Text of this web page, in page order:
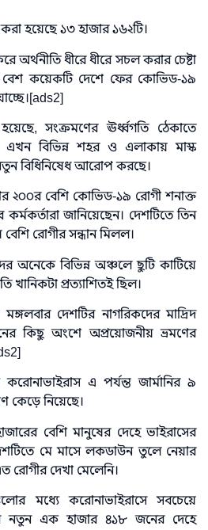
হয়েছে ১৩ হাজার ১৬২টি।
অর্থনীতি ধীরে ধীরে সচল করার চেষ্টা
বেশ কয়েকটি দেশে ফের কোভিড-১৯
সংক্রমণের ঊর্ধ্বগতি ঠেকাতে
বিভিন্ন শহর ও এলাকায় মাস্ক
বিধিনিষেধ আরোপ করছে।
২০০র বেশি কোভিড-১৯ রোগী শনাক্ত
জানিয়েছেন। দেশটিতে তিন
রোগীর সন্ধান মিলল।
অনেকে বিভিন্ন অঞ্চলে ছুটি কাটিয়ে
খানিকটা প্রত্যাশিতই ছিল।
মঙ্গলবার দেশটির নাগরিকদের মাদ্রিদ
কিছু অংশে অপ্রয়োজনীয় ভ্রমণের
এ পর্যন্ত জার্মানির ৯
কেড়ে নিয়েছে।
বেশি মানুষের দেহে ভাইরাসের
মে মাসে লকডাউন তুলে নেয়ার
দেখা মেলেনি।
মধ্যে করোনাভাইরাসে সবচেয়ে
নতুন এক হাজার ৪১৮ জনের দেহে